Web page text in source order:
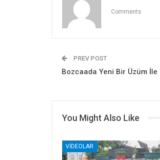
Comments
PREV POST
Bozcaada Yeni Bir Üzüm İle
You Might Also Like
VIDEOLAR